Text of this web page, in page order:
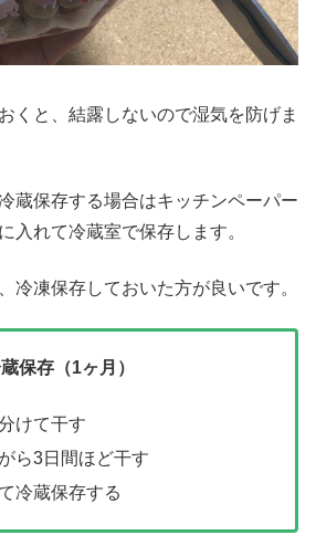
くと、結露しないので湿気を防げま
蔵保存する場合はキッチンペーパー
入れて冷蔵室で保存します。
冷凍保存しておいた方が良いです。
保存（1ヶ月）
けて干す
ら3日間ほど干す
冷蔵保存する